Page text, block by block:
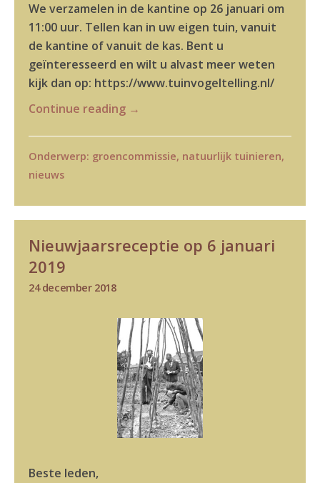
We verzamelen in de kantine op 26 januari om
11:00 uur. Tellen kan in uw eigen tuin, vanuit
de kantine of vanuit de kas. Bent u
geïnteresseerd en wilt u alvast meer weten
kijk dan op: https://www.tuinvogeltelling.nl/
Continue reading →
Onderwerp: groencommissie, natuurlijk tuinieren,
nieuws
Nieuwjaarsreceptie op 6 januari
2019
24 december 2018
Beste leden,